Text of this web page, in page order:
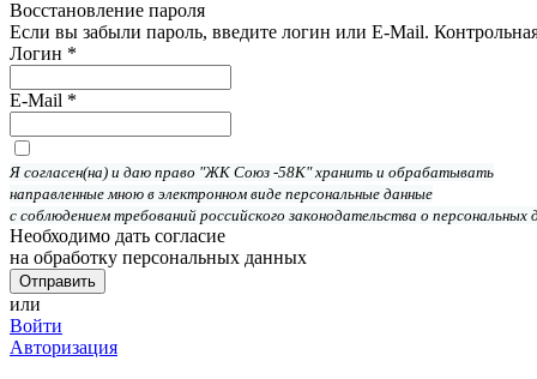
Восстановление пароля
Если вы забыли пароль, введите логин или E-Mail.
Логин *
E-Mail *
Я согласен(на) и даю право "ЖК Союз -58К" хранить и обрабатывать
направленные мною в электронном виде персональные данные
с соблюдением требований российского законодательства о персональных
Необходимо дать согласие
на обработку персональных данных
или
Войти
Авторизация